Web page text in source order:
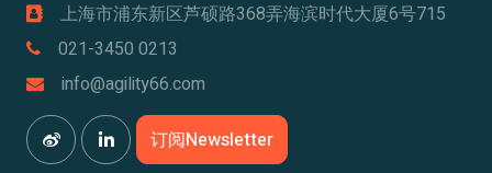
上海市浦东新区芦硕路368弄海滨时代大厦6号715
021-3450 0213
info@agility66.com
订阅Newsletter